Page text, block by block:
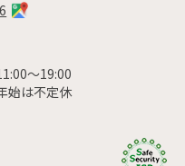
〜19:00
始は不定休